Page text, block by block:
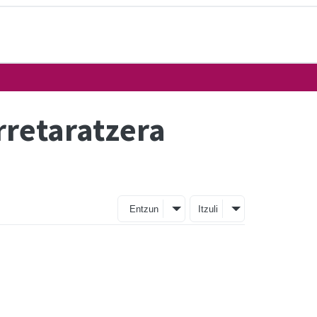
Entzun Itzuli